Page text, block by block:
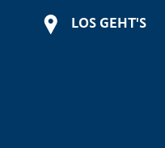
LOS GEHT'S